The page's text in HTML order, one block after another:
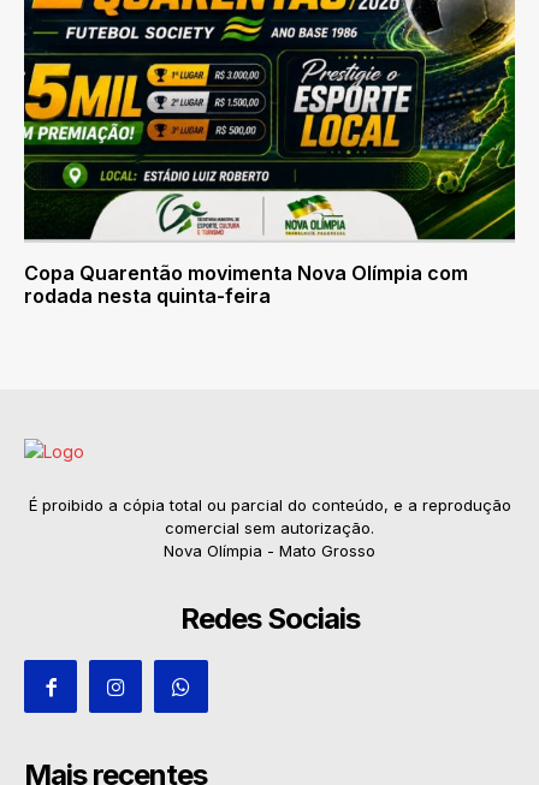
Copa Quarentão movimenta Nova Olímpia com
rodada nesta quinta-feira
É proibido a cópia total ou parcial do conteúdo, e a reprodução
comercial sem autorização.
Nova Olímpia - Mato Grosso
Redes Sociais
Mais recentes